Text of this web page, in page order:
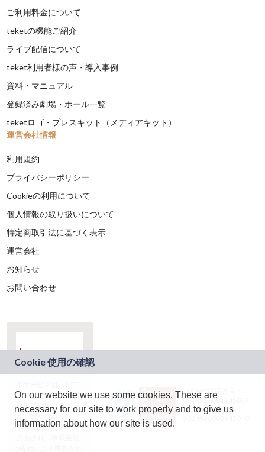
ご利用料金について
teketの機能ご紹介
ライブ配信について
teket利用者様の声・導入事例
資料・マニュアル
登録済み劇場・ホール一覧
teketロゴ・プレスキット（メディアキット）
運営会社情報
利用規約
プライバシーポリシー
Cookieの利用について
個人情報の取り扱いについて
特定商取引法に基づく表示
運営会社
お知らせ
お問い合わせ
ドコモグループの新
規事業創出プログラ
ム「docomo
STARTUP」を通じて
JASRAC許諾番号：
9024936001Y45037
JASRAC許諾番号：
On our website we use some cookies. These are
necessary for our site to work properly and to give us
information about how our site is used.